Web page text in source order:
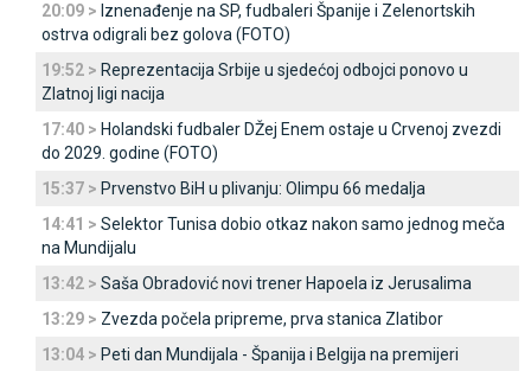
20:09 > Iznenađenje na SP, fudbaleri Španije i Zelenortskih
ostrva odigrali bez golova (FOTO)
19:52 > Reprezentacija Srbije u sjedećoj odbojci ponovo u
Zlatnoj ligi nacija
17:40 > Holandski fudbaler DŽej Enem ostaje u Crvenoj zvezdi
do 2029. godine (FOTO)
15:37 > Prvenstvo BiH u plivanju: Olimpu 66 medalja
14:41 > Selektor Tunisa dobio otkaz nakon samo jednog meča
na Mundijalu
13:42 > Saša Obradović novi trener Hapoela iz Јerusalima
13:29 > Zvezda počela pripreme, prva stanica Zlatibor
13:04 > Peti dan Mundijala - Španija i Belgija na premijeri